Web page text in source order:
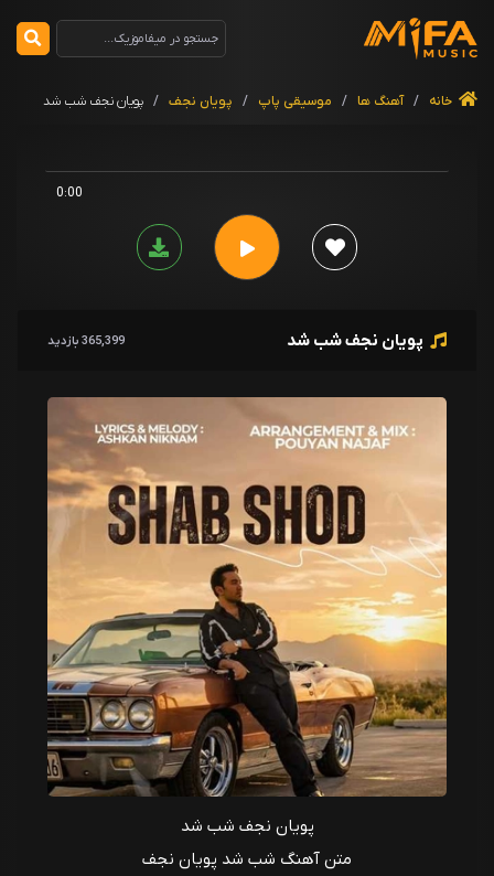
خانه / آهنگ ها / موسیقی پاپ / پویان نجف / پویان نجف شب شد
0:00
پویان نجف شب شد 365,399 بازدید
پویان نجف شب شد
متن آهنگ شب شد پویان نجف